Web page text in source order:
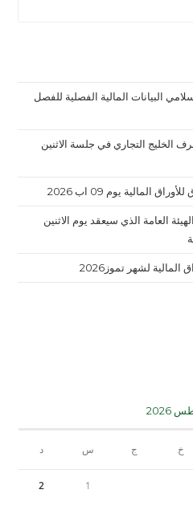
البيانات المالية الفصلية للفصل
الخليج التجاري في جلسة الاثنين
المالية يوم 09 اب 2026
العامة الذي سيعقد يوم الاثنين
لشهر تموز2026
2026
خ ج س د
1
2